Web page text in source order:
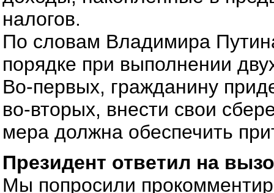
налогов.
По словам Владимира
порядке при выполнении
Во-первых, гражданину
во-вторых, внести свои
мера должна обеспечить
Президент ответил на
Мы попросили